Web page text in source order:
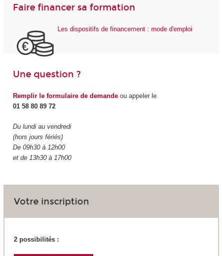
Faire financer sa formation
Les dispositifs de financement : mode d'emploi
Une question ?
Remplir le formulaire de demandeou appeler le
01 58 80 89 72
Du lundi au vendredi
(hors jours fériés)
De 09h30 à 12h00
et de 13h30 à 17h00
Votre inscription
2 possibilités :